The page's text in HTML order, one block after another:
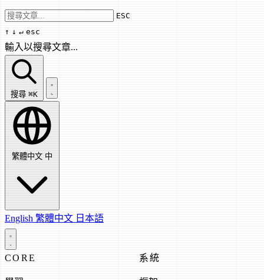
Use arrow keys to navigate results,
ESC
↑ ↓ ↵ esc
輸入以搜尋文章...
搜尋文章...
搜尋 ⌘K
繁體中文 中
English 繁體中文 日本語
CORE 系統